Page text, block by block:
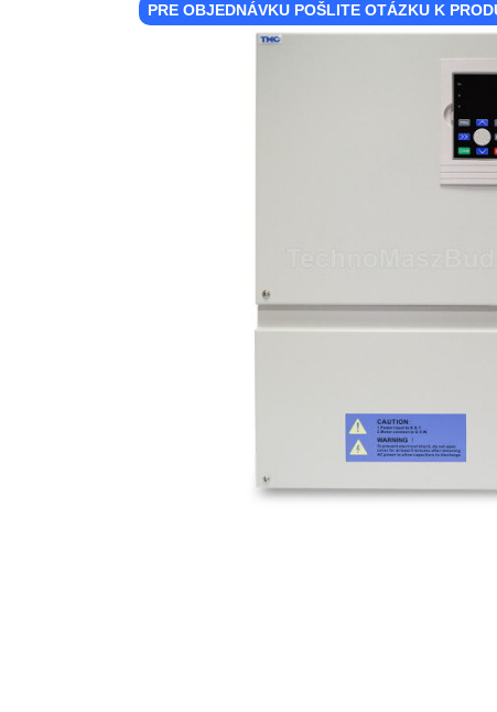
PRE OBJEDNÁVKU POŠLITE OTÁZKU K